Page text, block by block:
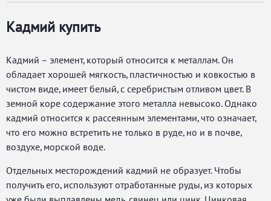
Кадмий купить
Кадмий – элемент, который относится к металлам. Он
обладает хорошей мягкость, пластичностью и ковкостью в
чистом виде, имеет белый, с серебристым отливом цвет. В
земной коре содержание этого металла невысоко. Однако
кадмий относится к рассеянным элементами, что означает,
что его можно встретить не только в руде, но и в почве,
воздухе, морской воде.
Отдельных месторождений кадмий не образует. Чтобы
получить его, используют отработанные руды, из которых